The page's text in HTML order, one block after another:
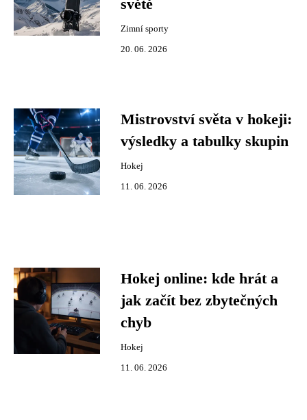
světě
Zimní sporty
20. 06. 2026
Mistrovství světa v hokeji:
výsledky a tabulky skupin
Hokej
11. 06. 2026
Hokej online: kde hrát a
jak začít bez zbytečných
chyb
Hokej
11. 06. 2026